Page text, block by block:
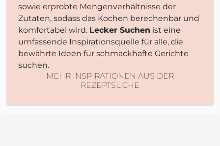
sowie erprobte Mengenverhältnisse der
Zutaten, sodass das Kochen berechenbar und
komfortabel wird. Lecker Suchen ist eine
umfassende Inspirationsquelle für alle, die
bewährte Ideen für schmackhafte Gerichte
suchen.
MEHR INSPIRATIONEN AUS DER
REZEPTSUCHE